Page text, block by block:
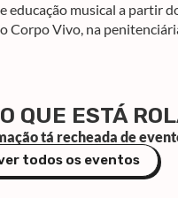
educação musical a partir
Corpo Vivo, na
QUE ESTÁ
tá recheada de
todos os eventos